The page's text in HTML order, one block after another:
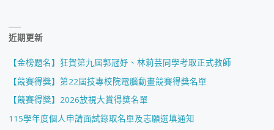
近期更新
【金榜題名】狂賀第九屆郭冠妤、林莉芸同學考取正式教師
【競賽得獎】第22屆技專校院電腦動畫競賽得獎名單
【競賽得獎】2026放視大賞得獎名單
115學年度個人申請面試錄取名單及志願選填通知